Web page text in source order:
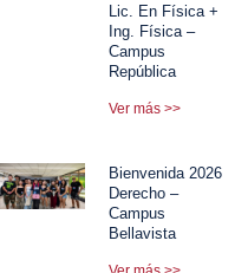
Lic. En Física +
Ing. Física –
Campus
República
Ver más >>
Bienvenida 2026
Derecho –
Campus
Bellavista